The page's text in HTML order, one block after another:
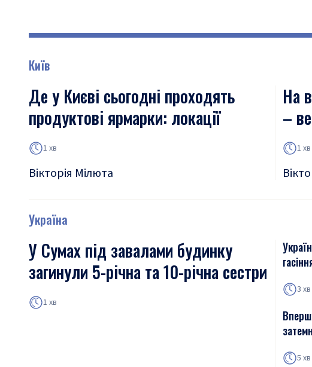
Київ
Де у Києві сьогодні проходять
продуктові ярмарки: локації
1 хв
Вікторія Мілюта
На
–
1 хв
Україна
У Сумах під завалами будинку
загинули 5-річна та 10-річна сестри
1 хв
3 хв
5 хв